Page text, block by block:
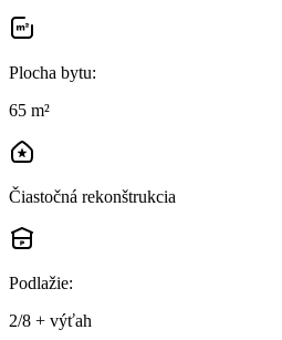
Plocha bytu:
65 m²
Čiastočná rekonštrukcia
Podlažie:
2/8 + výťah